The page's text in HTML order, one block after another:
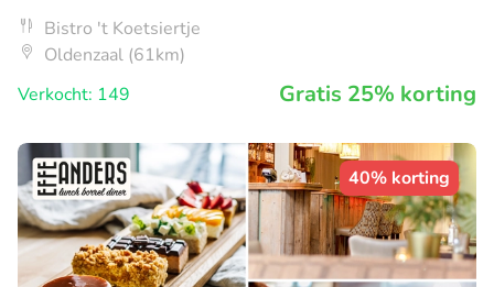
Bistro 't Koetsiertje
Oldenzaal (61km)
Verkocht: 149
Gratis 25% korting
40% korting